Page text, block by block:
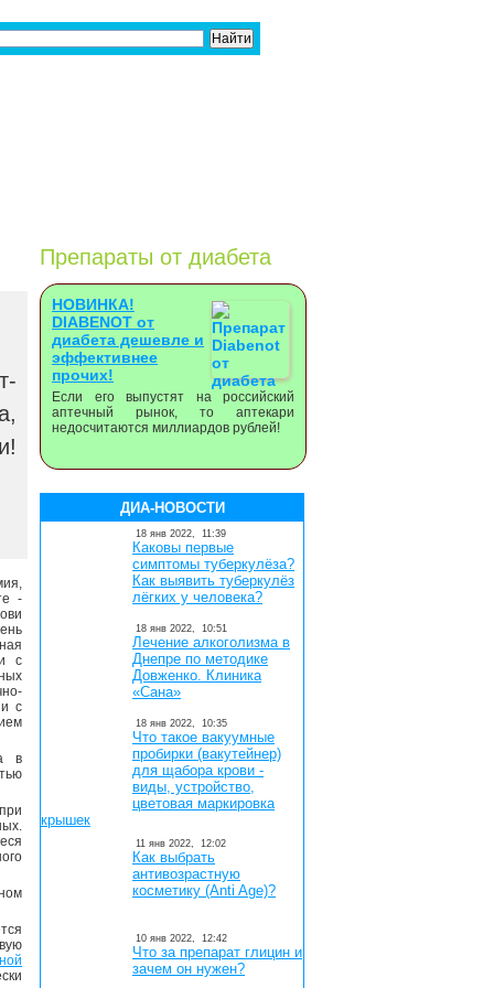
-
с
с
в
Препараты от диабета
НОВИНКА!
DIABENOT от
диабета дешевле и
эффективнее
прочих!
Если его выпустят на российский
аптечный рынок, то аптекари
недосчитаются миллиардов рублей!
ДИА-НОВОСТИ
18 янв 2022, 11:39
Каковы первые
симптомы туберкулёза?
Как выявить туберкулёз
лёгких у человека?
18 янв 2022, 10:51
Лечение алкоголизма в
Днепре по методике
Довженко. Клиника
«Сана»
18 янв 2022, 10:35
Что такое вакуумные
пробирки (вакутейнер)
для щабора крови -
виды, устройство,
цветовая маркировка
крышек
11 янв 2022, 12:02
Как выбрать
антивозрастную
косметику (Anti Age)?
10 янв 2022, 12:42
Что за препарат глицин и
зачем он нужен?